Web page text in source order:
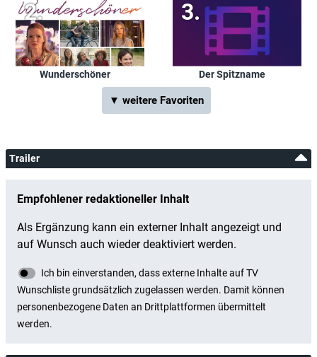
Wunderschöner Der Spitzname
▼ weitere Favoriten
Trailer